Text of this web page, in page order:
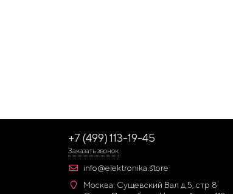
+7 (499) 113-19-45
Заказать звонок
info@elektronika.store
Москва: Сущевский Вал д 5, стр 8